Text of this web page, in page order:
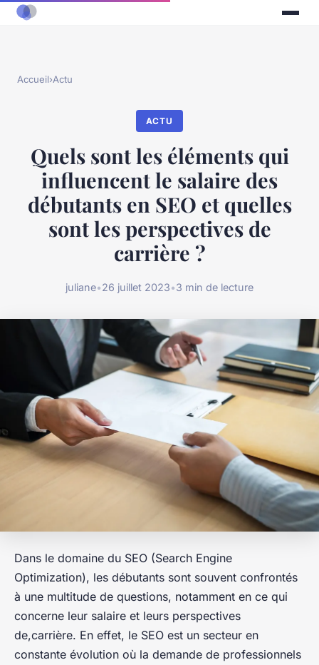
Accueil›Actu
ACTU
Quels sont les éléments qui
influencent le salaire des
débutants en SEO et quelles
sont les perspectives de
carrière ?
juliane•26 juillet 2023•3 min de lecture
Dans le domaine du SEO (Search Engine
Optimization), les débutants sont souvent confrontés
à une multitude de questions, notamment en ce qui
concerne leur salaire et leurs perspectives
de,carrière. En effet, le SEO est un secteur en
constante évolution où la demande de professionnels